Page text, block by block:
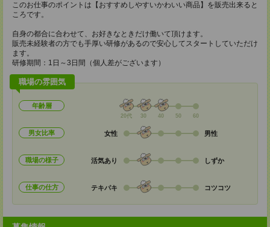
このお仕事のポイントは【おすすめしやすいかわいい商品】を販売出来ると
ころです。
自身の都合に合わせて、お好きなときだけ働いて頂けます。
販売未経験者の方でも手厚い研修があるので安心してスタートしていただけ
ます。
研修期間：1日～3日間（個人差がございます）
職場の雰囲気
年齢層
20代 30 40 50 60
男女比率 女性 男性
職場の様子 活気あり しずか
仕事の仕方 テキパキ コツコツ